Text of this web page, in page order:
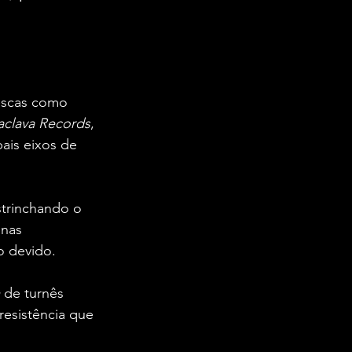
como
Records,
eixos de
o
devido.
de turnês
que